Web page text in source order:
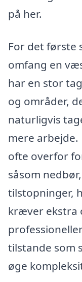
på her.
For det første
omfang en
har en stor
og områder,
naturligvis
mere
ofte overfor
såsom
tilstopninger,
kræver ekstra
tilstande som
øge